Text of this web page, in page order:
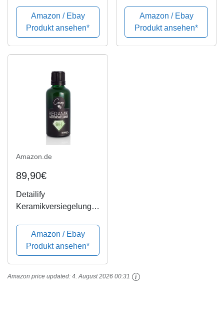
Coating
Amazon / Ebay
Produkt ansehen*
kermaische
Langzeitversiegleung
für Lacke und lackierte
Kunststoffe | Art-Nr.
Amazon / Ebay
Produkt ansehen*
Amazon.de
89,90€
Detailify
Keramikversiegelung
Glanzversiegelung
Auto Keramik
Versiegelung
Lackversiegelung KFZ
Lackbeschichtung
Amazon / Ebay
Produkt ansehen*
Amazon price updated: 4. August 2026 00:31